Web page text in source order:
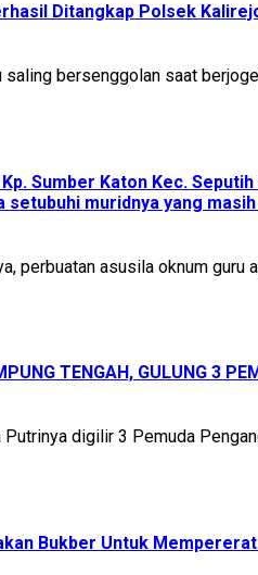
Ditangkap Polsek
saling bersenggolan saat
Sumber Katon Kec.
muridnya yang
perbuatan asusila oknum guru
TENGAH, GULUNG 3
digilir 3 Pemuda
Bukber Untuk